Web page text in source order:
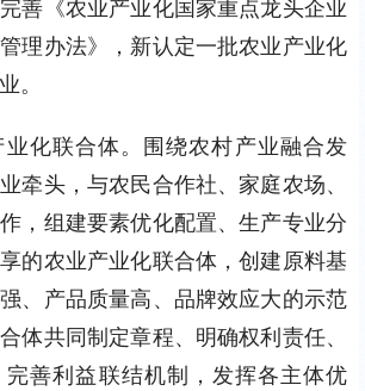
善《农业产业化国家重点龙头企业
理办法》，新认定一批农业产业化
。
业化联合体。围绕农村产业融合发
牵头，与农民合作社、家庭农场、
，组建要素优化配置、生产专业分
的农业产业化联合体，创建原料基
、产品质量高、品牌效应大的示范
体共同制定章程、明确权利责任、
完善利益联结机制，发挥各主体优